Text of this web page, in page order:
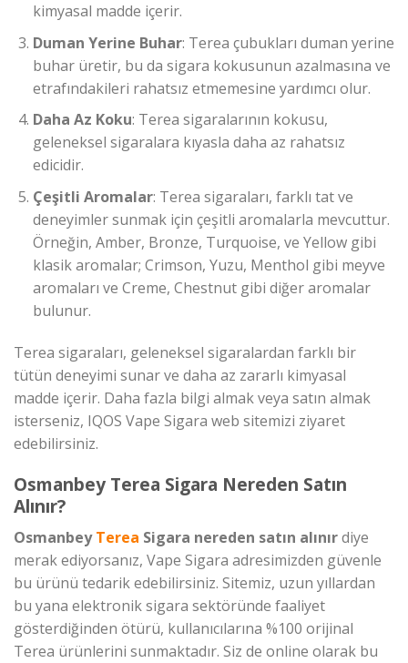
kimyasal madde içerir.
Duman Yerine Buhar: Terea çubukları duman yerine
buhar üretir, bu da sigara kokusunun azalmasına ve
etrafındakileri rahatsız etmemesine yardımcı olur.
Daha Az Koku: Terea sigaralarının kokusu,
geleneksel sigaralara kıyasla daha az rahatsız
edicidir.
Çeşitli Aromalar: Terea sigaraları, farklı tat ve
deneyimler sunmak için çeşitli aromalarla mevcuttur.
Örneğin, Amber, Bronze, Turquoise, ve Yellow gibi
klasik aromalar; Crimson, Yuzu, Menthol gibi meyve
aromaları ve Creme, Chestnut gibi diğer aromalar
bulunur.
Terea sigaraları, geleneksel sigaralardan farklı bir
tütün deneyimi sunar ve daha az zararlı kimyasal
madde içerir. Daha fazla bilgi almak veya satın almak
isterseniz, IQOS Vape Sigara web sitemizi ziyaret
edebilirsiniz.
Osmanbey Terea Sigara Nereden Satın
Alınır?
OsmanbeyTerea Sigara nereden satın alınırdiye
merak ediyorsanız, Vape Sigara adresimizden güvenle
bu ürünü tedarik edebilirsiniz. Sitemiz, uzun yıllardan
bu yana elektronik sigara sektöründe faaliyet
gösterdiğinden ötürü, kullanıcılarına %100 orijinal
Terea ürünlerini sunmaktadır. Siz de online olarak bu